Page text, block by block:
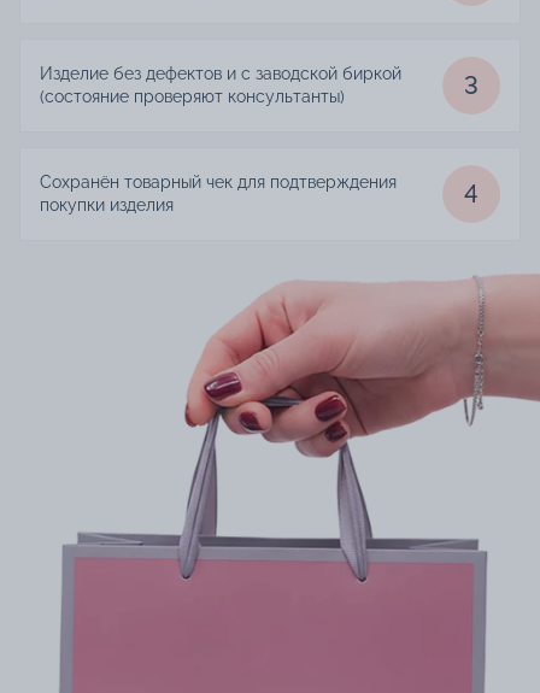
Изделие без дефектов и с заводской биркой
(состояние проверяют консультанты)
3
Сохранён товарный чек для подтверждения
покупки изделия
4